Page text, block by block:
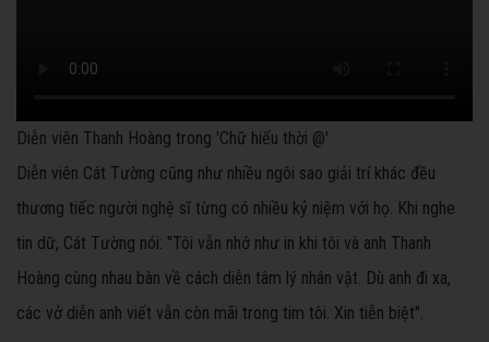
Diễn viên Thanh Hoàng trong 'Chữ hiếu thời @'
Diễn viên Cát Tường cũng như nhiều ngôi sao giải trí khác đều
thương tiếc người nghệ sĩ từng có nhiều kỷ niệm với họ. Khi nghe
tin dữ, Cát Tường nói: "Tôi vẫn nhớ như in khi tôi và anh Thanh
Hoàng cùng nhau bàn về cách diễn tâm lý nhân vật. Dù anh đi xa,
các vở diễn anh viết vẫn còn mãi trong tim tôi. Xin tiễn biệt".